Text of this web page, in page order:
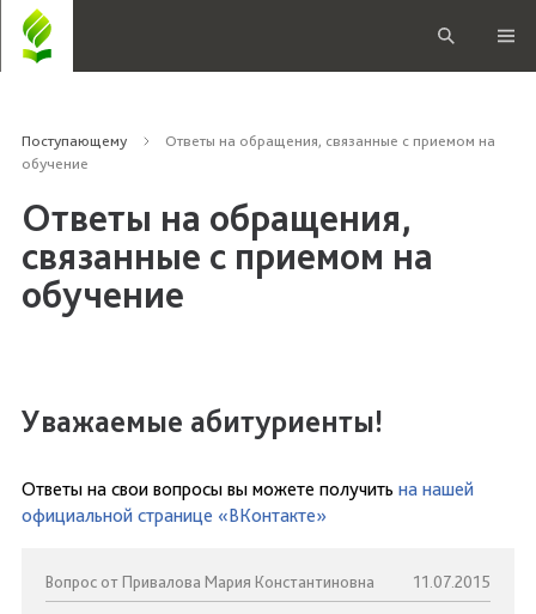
Поступающему
Ответы на обращения, связанные с приемом на
обучение
Ответы на обращения,
связанные с приемом на
обучение
Уважаемые абитуриенты!
Ответы на свои вопросы вы можете получить на нашей
официальной странице «ВКонтакте»
Вопрос от Привалова Мария Константиновна 11.07.2015